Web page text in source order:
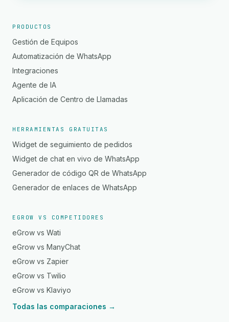
PRODUCTOS
Gestión de Equipos
Automatización de WhatsApp
Integraciones
Agente de IA
Aplicación de Centro de Llamadas
HERRAMIENTAS GRATUITAS
Widget de seguimiento de pedidos
Widget de chat en vivo de WhatsApp
Generador de código QR de WhatsApp
Generador de enlaces de WhatsApp
EGROW VS COMPETIDORES
eGrow vs Wati
eGrow vs ManyChat
eGrow vs Zapier
eGrow vs Twilio
eGrow vs Klaviyo
Todas las comparaciones →